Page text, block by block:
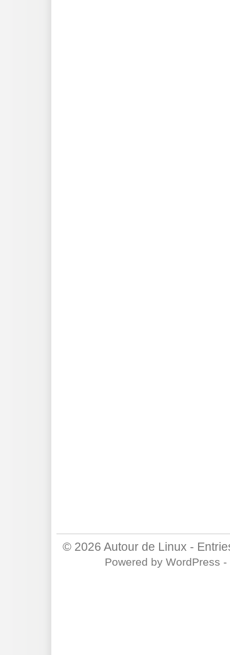
© 2026 Autour de Linux -
Powered by WordPress -